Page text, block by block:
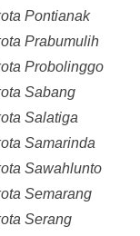
Pontianak
Prabumulih
Probolinggo
Sabang
Salatiga
Samarinda
Sawahlunto
Semarang
Serang